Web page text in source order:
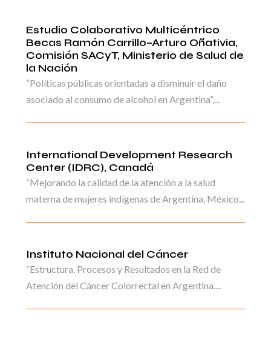
Estudio Colaborativo Multicéntrico
Becas Ramón Carrillo–Arturo Oñativia,
Comisión SACyT, Ministerio de Salud de
la Nación
“Políticas públicas orientadas a disminuir el daño
asociado al consumo de alcohol en Argentina”,...
International Development Research
Center (IDRC), Canadá
“Mejorando la calidad de la atención a la salud
materna de mujeres indígenas de Argentina, México...
Instituto Nacional del Cáncer
“Estructura, Procesos y Resultados en la Red de
Atención del Cáncer Colorrectal en Argentina....